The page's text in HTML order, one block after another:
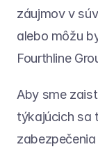
záujmov v
alebo môžu
Fourthline
Aby sme
týkajúcich sa